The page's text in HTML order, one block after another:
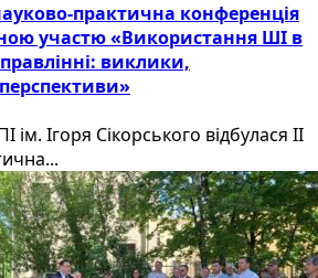
практична конференція
участю «Використання ШІ в
виклики,
ім. Ігоря Сікорського відбулася ІІ